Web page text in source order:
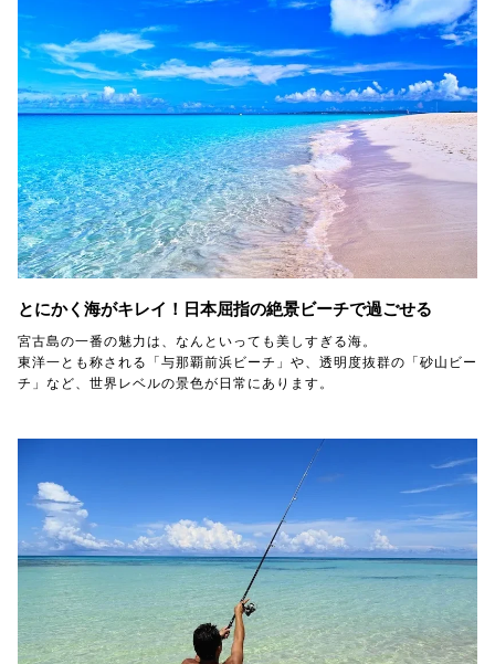
とにかく海がキレイ！日本屈指の絶景ビーチで過ごせる
宮古島の一番の魅力は、なんといっても美しすぎる海。
東洋一とも称される「与那覇前浜ビーチ」や、透明度抜群の「砂山ビー
チ」など、世界レベルの景色が日常にあります。